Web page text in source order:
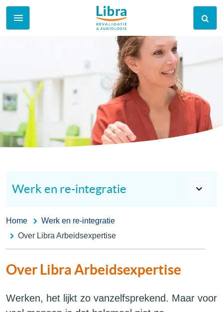
Werk en re-integratie
Home
Werk en re-integratie
Over Libra Arbeidsexpertise
Over Libra Arbeidsexpertise
Werken, het lijkt zo vanzelfsprekend. Maar voor